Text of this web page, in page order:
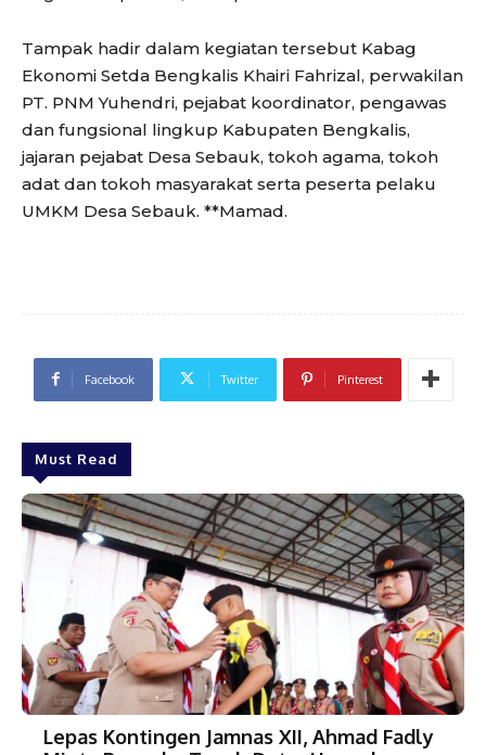
Tampak hadir dalam kegiatan tersebut Kabag
Ekonomi Setda Bengkalis Khairi Fahrizal, perwakilan
PT. PNM Yuhendri, pejabat koordinator, pengawas
dan fungsional lingkup Kabupaten Bengkalis,
jajaran pejabat Desa Sebauk, tokoh agama, tokoh
adat dan tokoh masyarakat serta peserta pelaku
UMKM Desa Sebauk. **Mamad.
Facebook Twitter Pinterest
Must Read
Lepas Kontingen Jamnas XII, Ahmad Fadly